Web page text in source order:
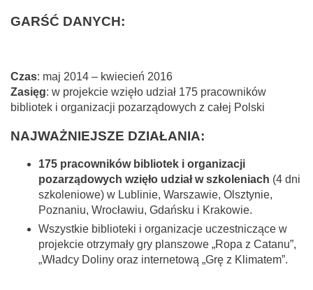
GARŚĆ DANYCH:
Czas: maj 2014 – kwiecień 2016
Zasięg: w projekcie wzięło udział 175 pracowników
bibliotek i organizacji pozarządowych z całej Polski
NAJWAŻNIEJSZE DZIAŁANIA:
175 pracowników bibliotek i organizacji
pozarządowych wzięło udział w szkoleniach (4 dni
szkoleniowe) w Lublinie, Warszawie, Olsztynie,
Poznaniu, Wrocławiu, Gdańsku i Krakowie.
Wszystkie biblioteki i organizacje uczestniczące w
projekcie otrzymały gry planszowe „Ropa z Catanu”,
„Władcy Doliny oraz internetową „Grę z Klimatem”.